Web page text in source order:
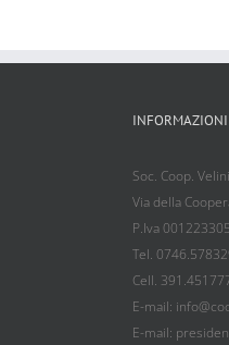
INFORMAZIONI
Soc. Coop.
Via della
P.Iva
Tel.
Cell.
E-mail:
E-mail: